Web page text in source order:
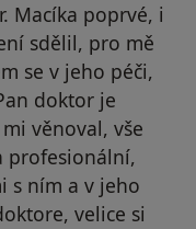
Macíka poprvé, i
sdělil, pro mě
se v jeho péči,
doktor je
věnoval, vše
profesionální,
s ním a v jeho
velice si